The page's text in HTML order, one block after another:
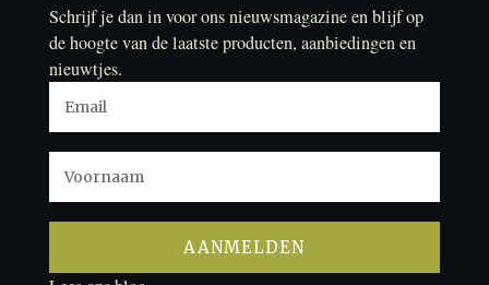
Schrijf je dan in voor ons nieuwsmagazine en blijf op
de hoogte van de laatste producten, aanbiedingen en
nieuwtjes.